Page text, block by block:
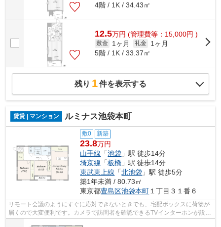
4階 / 1K / 34.43㎡
12.5万円 (管理費等：15,000円 )
敷金 1ヶ月 礼金
1ヶ月
5階 / 1K / 33.37㎡
残り 1件を表示する
賃貸 | マンション ルミナス池袋本町
敷0 新築
23.8万円
山手線 「池袋 」駅 徒歩14分
埼京線 「板橋 」駅 徒歩14分
東武東上線 「北池袋 」駅 徒歩5分
築1年未満 / 80.73㎡
東京都豊島区池袋本町 １丁目３１番６
リモート会議のようにすぐに応対できないときでも、宅配ボックスに荷物が
届くので大変便利です。カメラで訪問者を確認できるTVインターホンが設置